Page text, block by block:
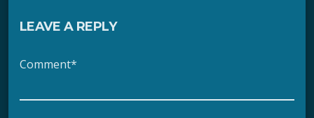
LEAVE A REPLY
Comment*